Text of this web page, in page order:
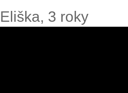
Eliška, 3 roky